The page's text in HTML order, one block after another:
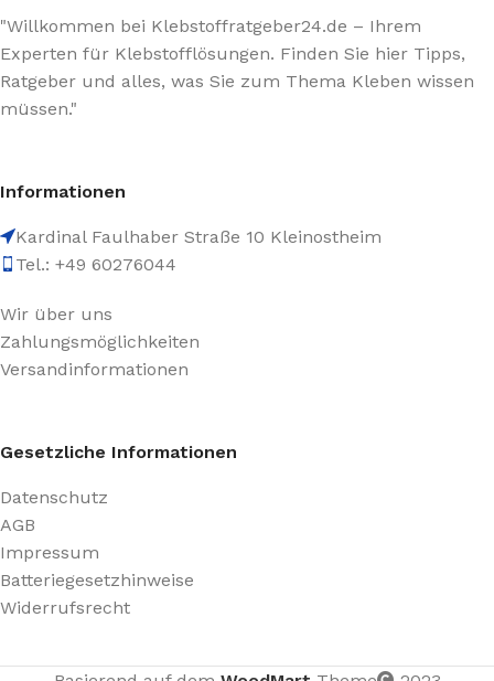
"Willkommen bei Klebstoffratgeber24.de – Ihrem
Experten für Klebstofflösungen. Finden Sie hier Tipps,
Ratgeber und alles, was Sie zum Thema Kleben wissen
müssen."
Informationen
Kardinal Faulhaber Straße 10 Kleinostheim
Tel.: +49 60276044
Wir über uns
Zahlungsmöglichkeiten
Versandinformationen
Gesetzliche Informationen
Datenschutz
AGB
Impressum
Batteriegesetzhinweise
Widerrufsrecht